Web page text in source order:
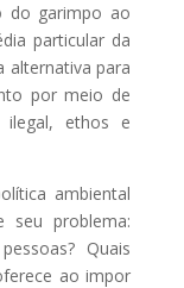
do garimpo ao
particular da
alternativa para
por meio de
ethos e
ambiental
seu problema:
Quais
ao impor